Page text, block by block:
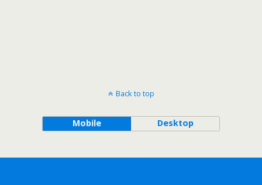
Back to top
Mobile Desktop